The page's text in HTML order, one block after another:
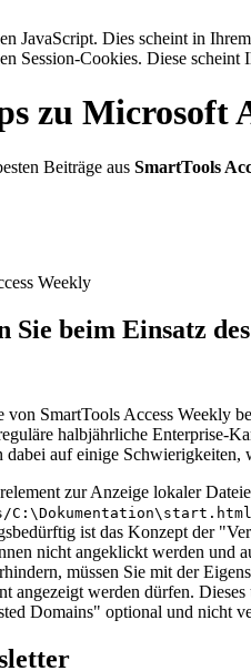
JavaScript. Dies scheint in
Session-Cookies. Diese
zu Microsoft
Beiträge aus SmartTools
Weekly
Sie beim Einsatz
von SmartTools Access Weekly
halbjährliche Enterprise-
dabei auf einige
zur Anzeige lokaler
C:\Dokumentation\start.html
ist das Konzept der
nicht angeklickt werden und
müssen Sie mit der
angezeigt werden dürfen.
Domains" optional und nicht